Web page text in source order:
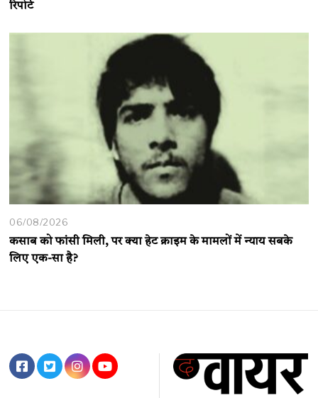
रिपोर्ट
06/08/2026
कसाब को फांसी मिली, पर क्या हेट क्राइम के मामलों में न्याय सबके
लिए एक-सा है?